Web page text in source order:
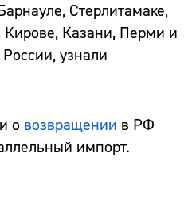
Стерлитамаке,
Кирове, Казани, Перми и
узнали
о возвращении в РФ
импорт.